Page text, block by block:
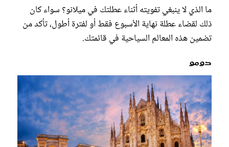
ما الذي لا ينبغي تفويته أثناء عطلتك في ميلانو؟ سواء كان
ذلك لقضاء عطلة نهاية الأسبوع فقط أو لفترة أطول، تأكد من
تضمين هذه المعالم السياحية في قائمتك.
دومو